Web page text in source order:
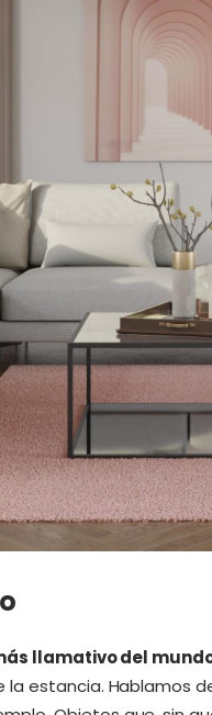
llamativo del
la estancia. Hablamos